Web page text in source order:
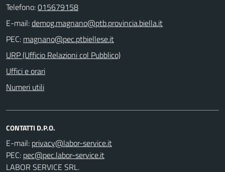
Telefono:015679158
E-mail:
PEC:
URP (Ufficio Relazioni col Pubblico)
Uffici e orari
Numeri utili
CONTATTI D.P.O.
E-mail:
PEC:
LABOR SERVICE SRL.